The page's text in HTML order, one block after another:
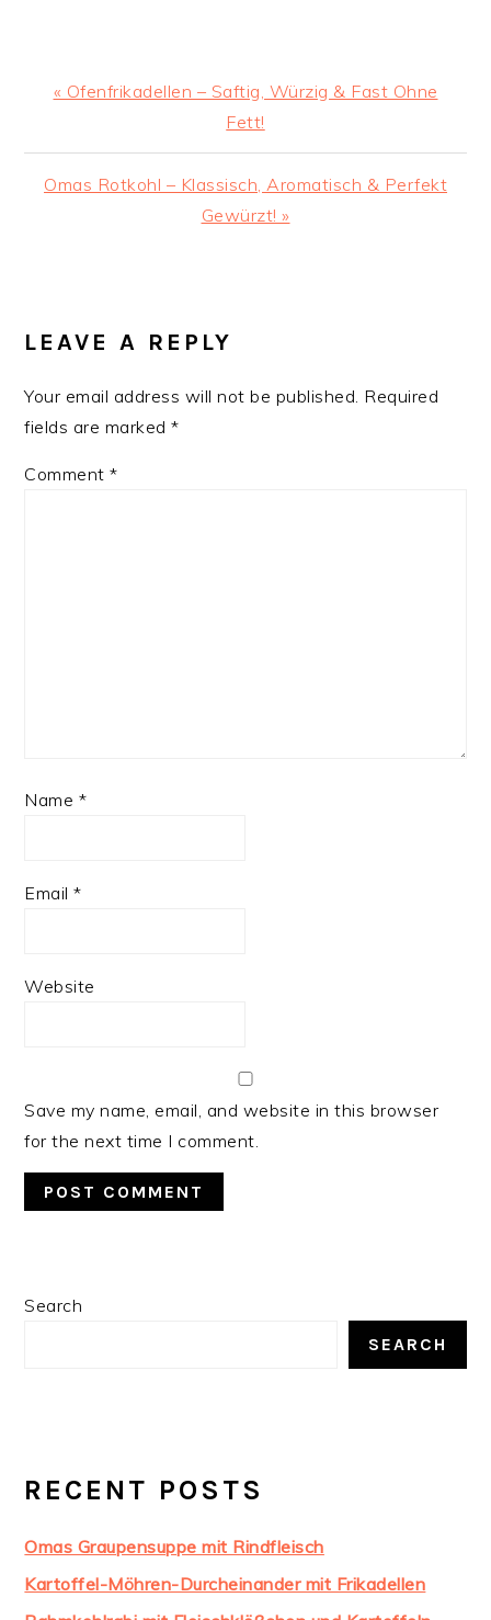
Previous
« Ofenfrikadellen – Saftig, Würzig & Fast Ohne
Fett!
Next
Omas Rotkohl – Klassisch, Aromatisch & Perfekt
Gewürzt! »
INTERACTIONS
LEAVE A REPLY
Your email address will not be published. Required
fields are marked*
Comment*
Name *
Email*
Website
Save my name, email, and website in this browser
for the next time I comment.
PRIMARY
Search
SEARCH
RECENT POSTS
Omas Graupensuppe mit Rindfleisch
Kartoffel-Möhren-Durcheinander mit Frikadellen